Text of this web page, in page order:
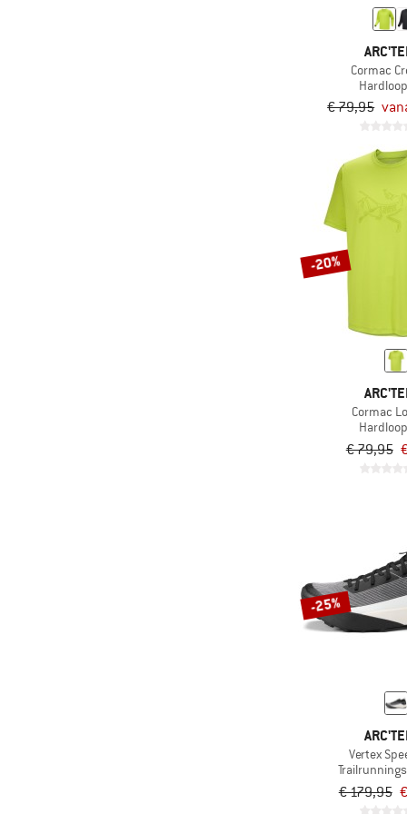
Cormac
€ 79,95
-20%
Cormac
€ 79,95
-25%
Vertex
€ 179,95